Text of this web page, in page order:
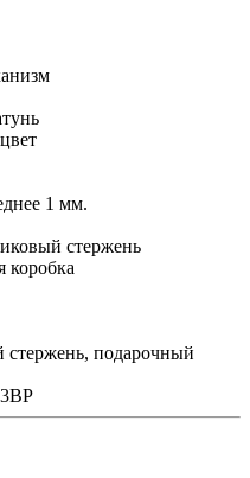
1 мм.
стержень
коробка
стержень, подарочный